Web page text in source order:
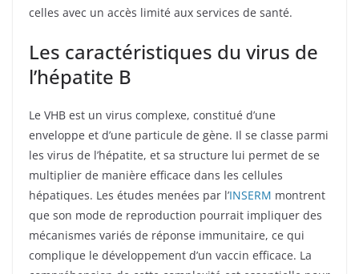
celles avec un accès limité aux services de santé.
Les caractéristiques du virus de
l’hépatite B
Le VHB est un virus complexe, constitué d’une
enveloppe et d’une particule de gène. Il se classe parmi
les virus de l’hépatite, et sa structure lui permet de se
multiplier de manière efficace dans les cellules
hépatiques. Les études menées par l’INSERM montrent
que son mode de reproduction pourrait impliquer des
mécanismes variés de réponse immunitaire, ce qui
complique le développement d’un vaccin efficace. La